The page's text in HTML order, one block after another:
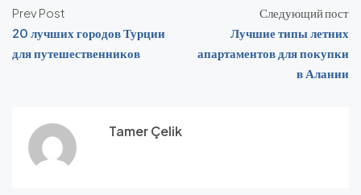
Prev Post
20 лучших городов Турции
для путешественников
Следующий пост
Лучшие типы летних
апартаментов для покупки
в Алании
Tamer Çelik